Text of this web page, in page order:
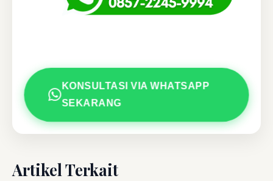
KONSULTASI VIA WHATSAPP
SEKARANG
Artikel Terkait